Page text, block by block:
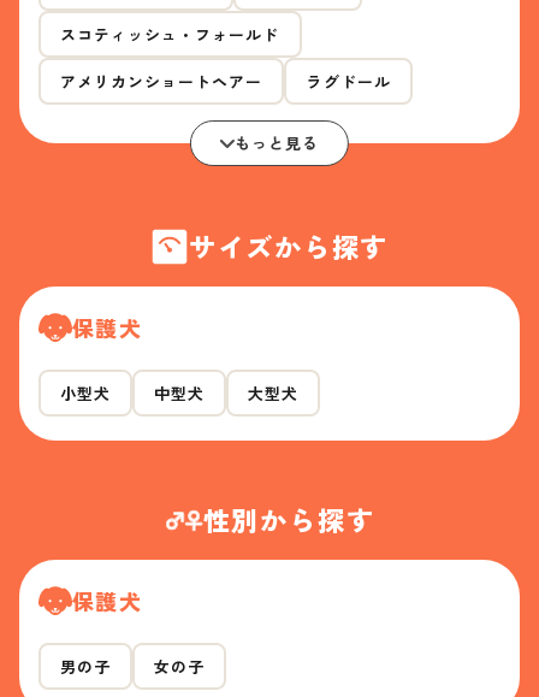
スコティッシュ・フォールド
アメリカンショートヘアー ラグドール
もっと見る
サイズから探す
保護犬
小型犬 中型犬 大型犬
性別から探す
保護犬
男の子 女の子